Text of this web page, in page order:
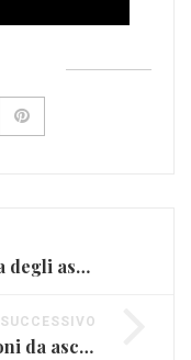
Spotify pubblica la mappa degli ascolti
SUCCESSIVO
Note di notte, le 10 canzoni da ascoltare nel vostro letto